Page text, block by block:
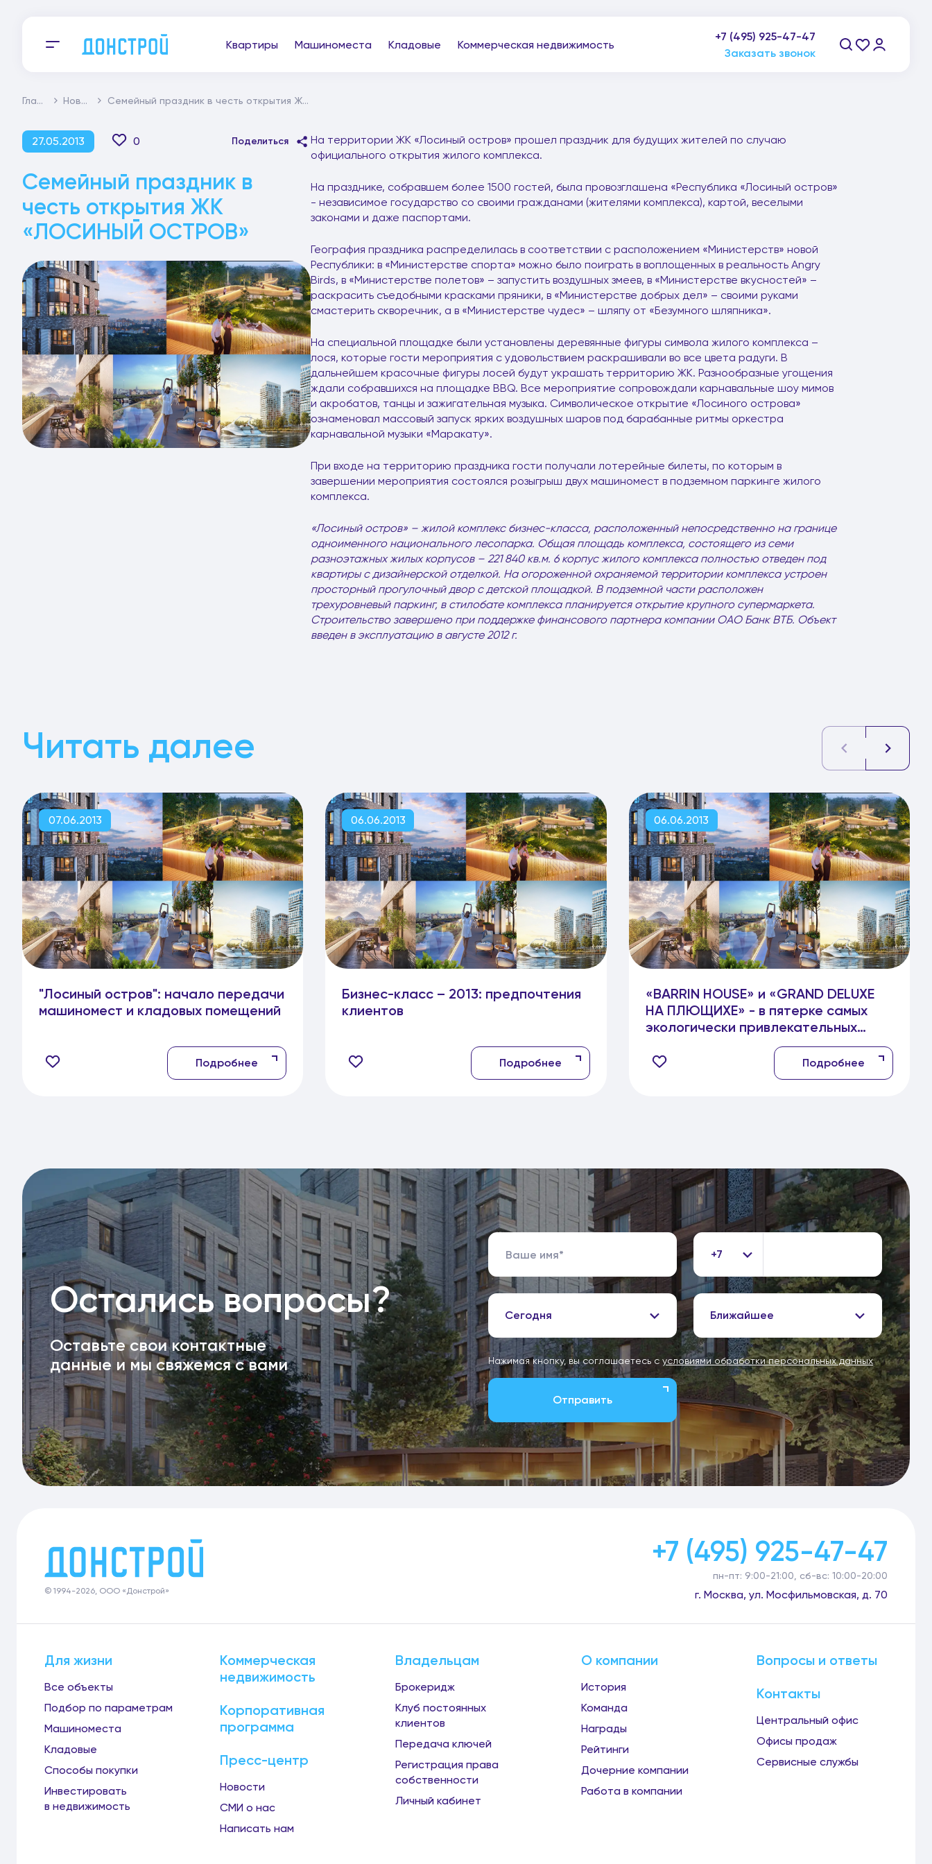
Квартиры Машиноместа Кладовые Коммерческая недвижимость
+7 (495) 925-47-47
пн-пт: 9:00-21:00, сб-вс: 10:00-20:00
Главная Новости Семейный праздник в честь открытия ЖК «ЛОСИНЫЙ ОСТРОВ»
27.05.2013 0 Поделиться
Семейный праздник в
честь открытия ЖК
«ЛОСИНЫЙ ОСТРОВ»
На территории ЖК «Лосиный остров» прошел праздник для будущих жителей по случаю
официального открытия жилого комплекса.
На празднике, собравшем более 1500 гостей, была провозглашена «Республика «Лосиный остров»
- независимое государство со своими гражданами (жителями комплекса), картой, веселыми
законами и даже паспортами.
География праздника распределилась в соответствии с расположением «Министерств» новой
Республики: в «Министерстве спорта» можно было поиграть в воплощенных в реальность Angry
Birds, в «Министерстве полетов» – запустить воздушных змеев, в «Министерстве вкусностей» –
раскрасить съедобными красками пряники, в «Министерстве добрых дел» – своими руками
смастерить скворечник, а в «Министерстве чудес» – шляпу от «Безумного шляпника».
На специальной площадке были установлены деревянные фигуры символа жилого комплекса –
лося, которые гости мероприятия с удовольствием раскрашивали во все цвета радуги. В
дальнейшем красочные фигуры лосей будут украшать территорию ЖК. Разнообразные угощения
ждали собравшихся на площадке BBQ. Все мероприятие сопровождали карнавальные шоу мимов
и акробатов, танцы и зажигательная музыка. Символическое открытие «Лосиного острова»
ознаменовал массовый запуск ярких воздушных шаров под барабанные ритмы оркестра
карнавальной музыки «Маракату».
При входе на территорию праздника гости получали лотерейные билеты, по которым в
завершении мероприятия состоялся розыгрыш двух машиномест в подземном паркинге жилого
комплекса.
«Лосиный остров» – жилой комплекс бизнес-класса, расположенный непосредственно на границе
одноименного национального лесопарка. Общая площадь комплекса, состоящего из семи
разноэтажных жилых корпусов – 221 840 кв.м. 6 корпус жилого комплекса полностью отведен под
квартиры с дизайнерской отделкой. На огороженной охраняемой территории комплекса устроен
просторный прогулочный двор с детской площадкой. В подземной части расположен
трехуровневый паркинг, в стилобате комплекса планируется открытие крупного супермаркета.
Строительство завершено при поддержке финансового партнера компании ОАО Банк ВТБ. Объект
введен в эксплуатацию в августе 2012 г.
Читать далее
07.06.2013
"Лосиный остров": начало передачи
машиномест и кладовых помещений
Подробнее
06.06.2013
Бизнес-класс – 2013: предпочтения
клиентов
Подробнее
06.06.2013
«BARRIN HOUSE» и «GRAND DELUXE
НА ПЛЮЩИХЕ» - в пятерке самых
экологически привлекательных
новостроек центра Москвы
Подробнее
Остались вопросы?
Оставьте свои контактные
данные и мы свяжемся с вами
+7
Сегодня Ближайшее
Нажимая кнопку, вы соглашаетесь с условиями обработки персональных данных
Отправить
© 1994-2026, ООО «Донстрой»
+7 (495) 925-47-47
пн-пт: 9:00-21:00, сб-вс: 10:00-20:00
г. Москва, ул. Мосфильмовская, д. 70
Для жизни
Все объекты
Подбор по параметрам
Машиноместа
Кладовые
Способы покупки
Инвестировать
в недвижимость
Коммерческая
недвижимость
Корпоративная
программа
Пресс-центр
Новости
СМИ о нас
Написать нам
Владельцам
Брокеридж
Клуб постоянных
клиентов
Передача ключей
Регистрация права
собственности
Личный кабинет
О компании
История
Команда
Награды
Рейтинги
Дочерние компании
Работа в компании
Вопросы и ответы
Контакты
Центральный офис
Офисы продаж
Сервисные службы